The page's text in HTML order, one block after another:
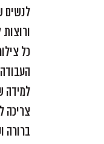
לנשים
כל
למידה
צריכה
ברורה